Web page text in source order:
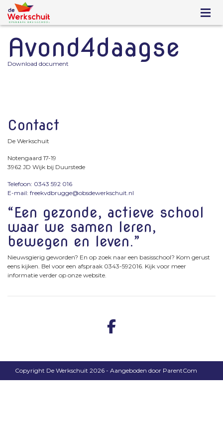
Avond4daagse
Download document
Contact
De Werkschuit
Notengaard 17-19
3962 JD Wijk bij Duurstede
Telefoon: 0343 592 016
E-mail: freekvdbrugge@obsdewerkschuit.nl
“Een gezonde, actieve school
waar we samen leren,
bewegen en leven.”
Nieuwsgierig geworden? En op zoek naar een basisschool? Kom gerust
eens kijken. Bel voor een afspraak 0343-592016. Kijk voor meer
informatie verder op onze website.
Copyright De Werkschuit 2026 - Aangeboden door ParentCom